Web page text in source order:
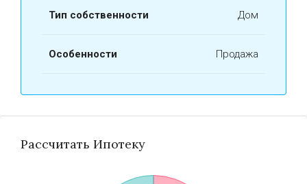
Тип собственности Дом
Особенности Продажа
Рассчитать Ипотеку